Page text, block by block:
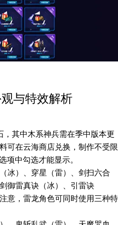
与特效解析
其中木系神兵需在季中版本更
可在云海商店兑换，制作不受限
项中勾选才能显示。
冰）、穿星（雷）、剑扫六合
御雷真诀（冰）、引雷诀
意，雷龙角色可同时使用三种特